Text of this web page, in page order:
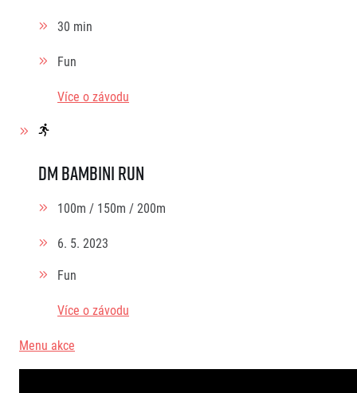
30 min
Fun
Více o závodu
dm bambini run
100m / 150m / 200m
6. 5. 2023
Fun
Více o závodu
Menu akce